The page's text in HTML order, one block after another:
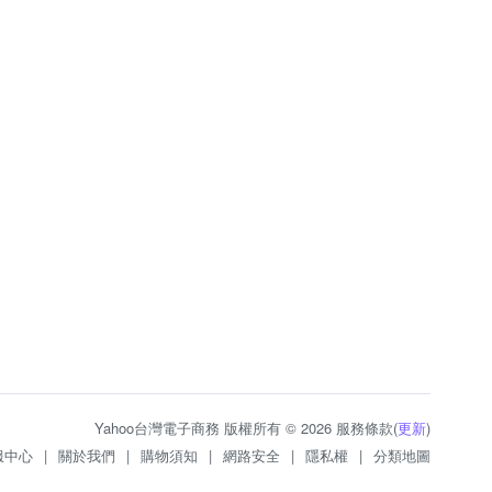
Yahoo台灣電子商務 版權所有 © 2026 服務條款(更新)
中心 | 關於我們 | 購物須知 | 網路安全 | 隱私權 | 分類地圖